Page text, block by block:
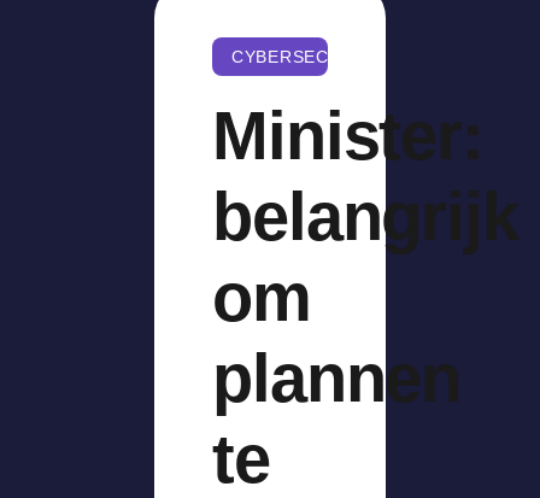
CYBERSECURITY
Minister:
belangrijk
om
plannen
te